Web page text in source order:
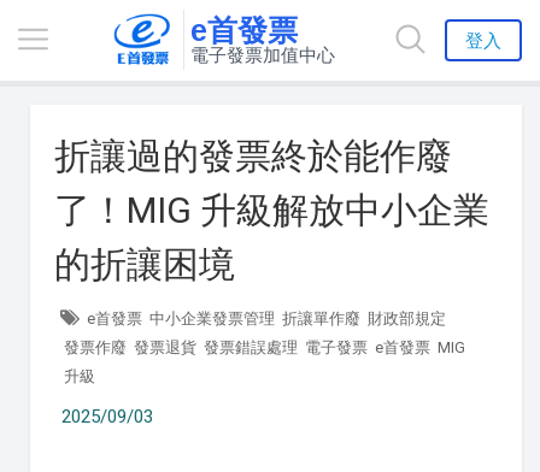
e首發票
電子發票加值中心
登入
折讓過的發票終於能作廢
了！MIG 升級解放中小企業
的折讓困境
e首發票 中小企業發票管理 折讓單作廢 財政部規定
發票作廢 發票退貨 發票錯誤處理 電子發票 e首發票 MIG
升級
2025/09/03